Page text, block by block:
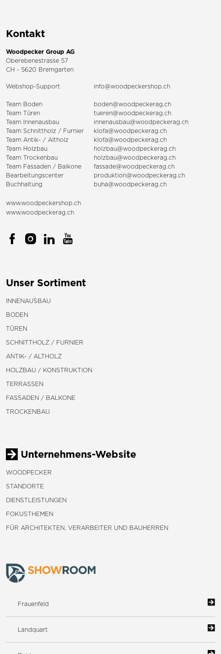
Kontakt
Woodpecker Group AG
Oberebenestrasse 57
CH - 5620 Bremgarten
Webshop-Support info@woodpeckershop.ch
Team Boden
boden@woodpeckerag.ch
Team Türen
tueren@woodpeckerag.ch
Team Innenausbau
innenausbau@woodpeckerag.ch
Team Schnittholz / Furnier
klofa@woodpeckerag.ch
Team Antik- / Altholz
klofa@woodpeckerag.ch
Team Holzbau
holzbau@woodpeckerag.ch
Team Trockenbau
holzbau@woodpeckerag.ch
Team Fassaden / Balkone
fassade@woodpeckerag.ch
Bearbeitungscenter
produktion@woodpeckerag.ch
Buchhaltung
buha@woodpeckerag.ch
www.woodpeckershop.ch
www.woodpeckerag.ch
Unser Sortiment
INNENAUSBAU
BODEN
TÜREN
SCHNITTHOLZ / FURNIER
ANTIK- / ALTHOLZ
HOLZBAU / KONSTRUKTION
TERRASSEN
FASSADEN / BALKONE
TROCKENBAU
Unternehmens-Website
WOODPECKER
STANDORTE
DIENSTLEISTUNGEN
FOKUSTHEMEN
FÜR ARCHITEKTEN, VERARBEITER UND BAUHERREN
Frauenfeld
Landquart